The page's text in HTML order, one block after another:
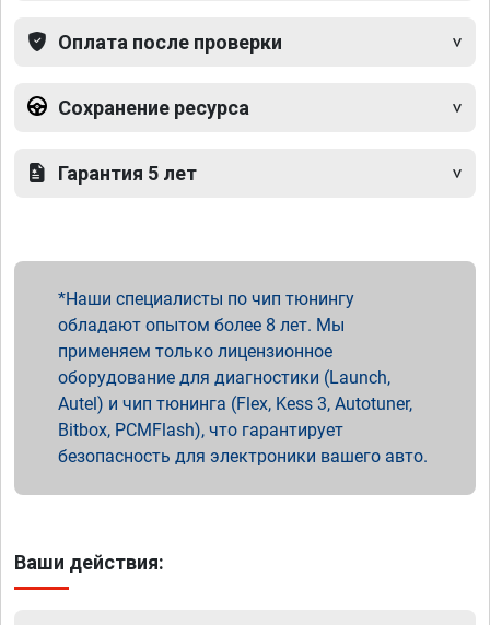
Оплата после проверки
Сохранение ресурса
Гарантия 5 лет
Наши специалисты по чип тюнингу
обладают опытом более 8 лет. Мы
применяем только лицензионное
оборудование для диагностики (Launch,
Autel) и чип тюнинга (Flex, Kess 3, Autotuner,
Bitbox, PCMFlash), что гарантирует
безопасность для электроники вашего авто.
Ваши действия: